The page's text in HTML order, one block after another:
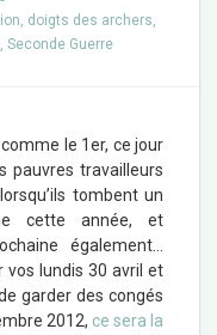
, doigts des archers,
, Seconde Guerre
le 1er, ce jour
pauvres travailleurs
tombent un
cette année, et
également…
vos lundis 30 avril et
garder des congés
2012, ce sera la